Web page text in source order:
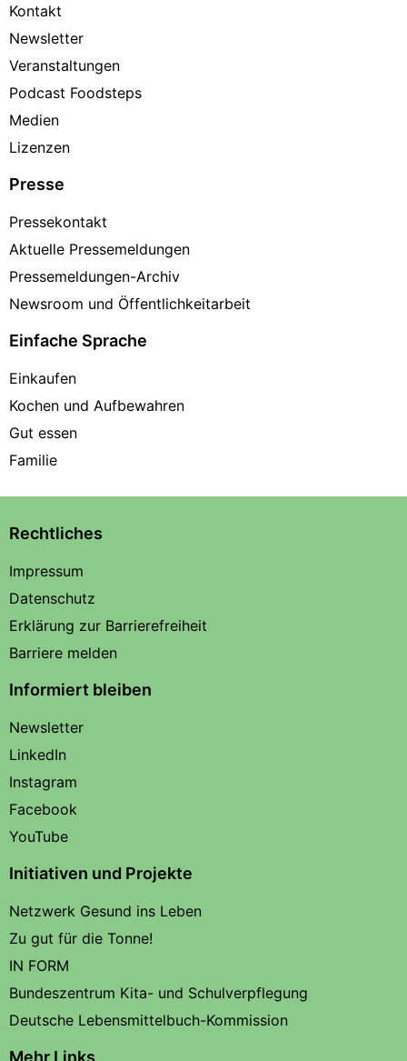
Kontakt
Newsletter
Veranstaltungen
Podcast Foodsteps
Medien
Lizenzen
Presse
Pressekontakt
Aktuelle Pressemeldungen
Pressemeldungen-Archiv
Newsroom und Öffentlichkeitarbeit
Einfache Sprache
Einkaufen
Kochen und Aufbewahren
Gut essen
Familie
Rechtliches
Impressum
Datenschutz
Erklärung zur Barrierefreiheit
Barriere melden
Informiert bleiben
Newsletter
LinkedIn
Instagram
Facebook
YouTube
Initiativen und Projekte
Netzwerk Gesund ins Leben
Zu gut für die Tonne!
IN FORM
Bundeszentrum Kita- und Schulverpflegung
Deutsche Lebensmittelbuch-Kommission
Mehr Links